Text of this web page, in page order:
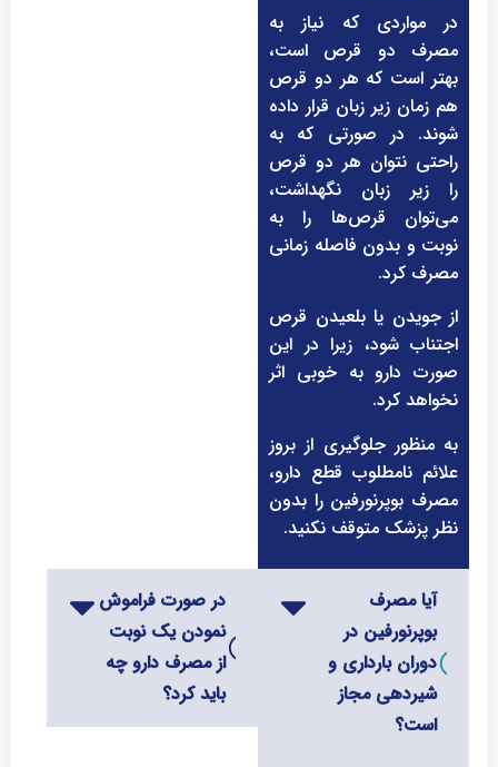
در مواردی که نیاز به
مصرف دو قرص است،
بهتر است که هر دو قرص
هم زمان زیر زبان قرار داده
شوند. در صورتی که به
راحتی نتوان هر دو قرص
را زیر زبان نگهداشت،
می‌توان قرص‌ها را به
نوبت و بدون فاصله زمانی
مصرف کرد.
از جویدن یا بلعیدن قرص
اجتناب شود، زیرا در این
صورت دارو به خوبی اثر
نخواهد کرد.
به منظور جلوگیری از بروز
علائم نامطلوب قطع دارو،
مصرف بوپرنورفین را بدون
نظر پزشک متوقف نکنید.
آیا مصرف
بوپرنورفین در
دوران بارداری و
شیردهی مجاز
است؟
در صورت فراموش
نمودن یک نوبت
از مصرف دارو چه
باید کرد؟